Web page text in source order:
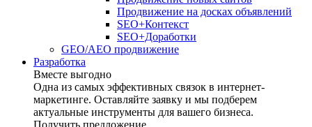
Продвижение на досках объявлений
SEO+Контекст
SEO+Доработки
GEO/AEO продвижение
Разработка
Вместе выгодно
Одна из самых эффективных связок в интернет-
маркетинге. Оставляйте заявку и мы подберем
актуальные инструменты для вашего бизнеса.
Получить предложение